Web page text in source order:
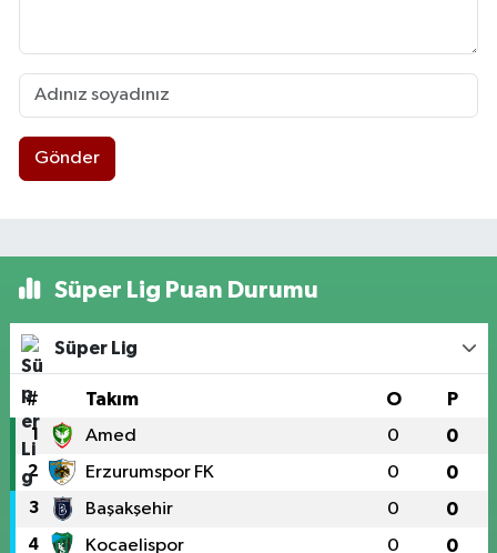
Gönder
Süper Lig Puan Durumu
Süper Lig
# Takım O P
1 Amed 0 0
2 Erzurumspor FK 0 0
3 Başakşehir 0 0
4 Kocaelispor 0 0